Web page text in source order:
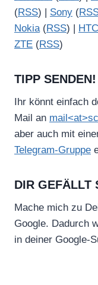
(RSS) | Sony (
Nokia(RSS) | HTC
ZTE (RSS)
TIPP SENDEN!
Ihr könnt einfach
Mail an
aber auch mit
Telegram-Gruppe
DIR GEFÄLLT
Mache mich zu
Google. Dadurch
in deiner Google-